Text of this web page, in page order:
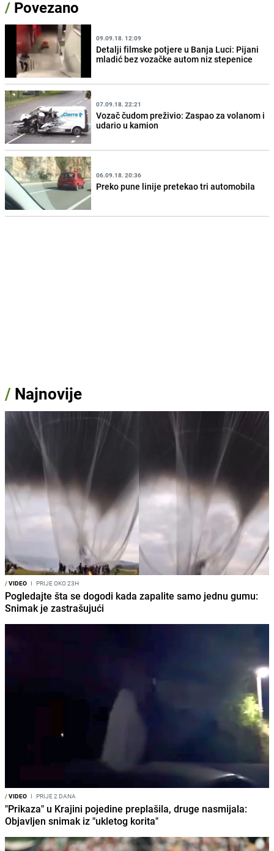
/ Povezano
09.09.18. 12:09
Detalji filmske potjere u Banja Luci: Pijani
mladić bez vozačke autom niz stepenice
07.09.18. 22:21
Vozač čudom preživio: Zaspao za volanom i
udario u kamion
06.09.18. 20:36
Preko pune linije pretekao tri automobila
/ Najnovije
/VIDEO I PRIJE OKO 23H
Pogledajte šta se dogodi kada zapalite samo jednu gumu:
Snimak je zastrašujući
/VIDEO I PRIJE 2 DANA
"Prikaza" u Krajini pojedine preplašila, druge nasmijala:
Objavljen snimak iz "ukletog korita"